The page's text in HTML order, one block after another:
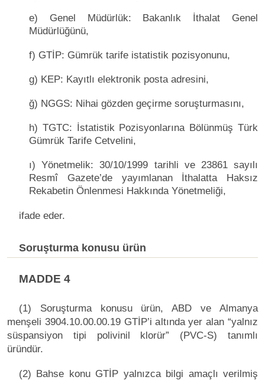
e) Genel Müdürlük: Bakanlık İthalat Genel
Müdürlüğünü,
f) GTİP: Gümrük tarife istatistik pozisyonunu,
g) KEP: Kayıtlı elektronik posta adresini,
ğ) NGGS: Nihai gözden geçirme soruşturmasını,
h) TGTC: İstatistik Pozisyonlarına Bölünmüş Türk
Gümrük Tarife Cetvelini,
ı) Yönetmelik: 30/10/1999 tarihli ve 23861 sayılı
Resmî Gazete’de yayımlanan İthalatta Haksız
Rekabetin Önlenmesi Hakkında Yönetmeliği,
ifade eder.
Soruşturma konusu ürün
MADDE 4
(1) Soruşturma konusu ürün, ABD ve Almanya
menşeli 3904.10.00.00.19 GTİP’i altında yer alan “yalnız
süspansiyon tipi polivinil klorür” (PVC-S) tanımlı
üründür.
(2) Bahse konu GTİP yalnızca bilgi amaçlı verilmiş